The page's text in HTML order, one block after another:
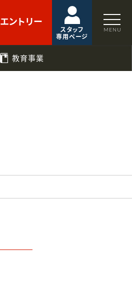
エントリー
スタッフ
専用ページ
教育事業